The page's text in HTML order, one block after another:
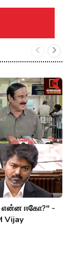
என்ன ஈகோ?" -
Vijay